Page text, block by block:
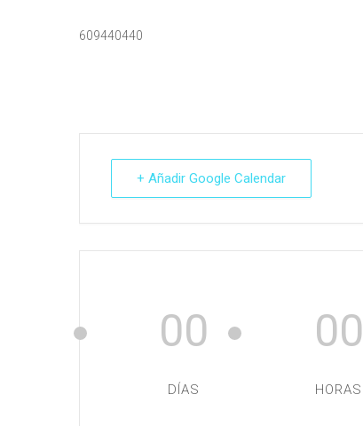
609440440
+ Añadir Google Calendar
00
DÍAS
00
HORAS